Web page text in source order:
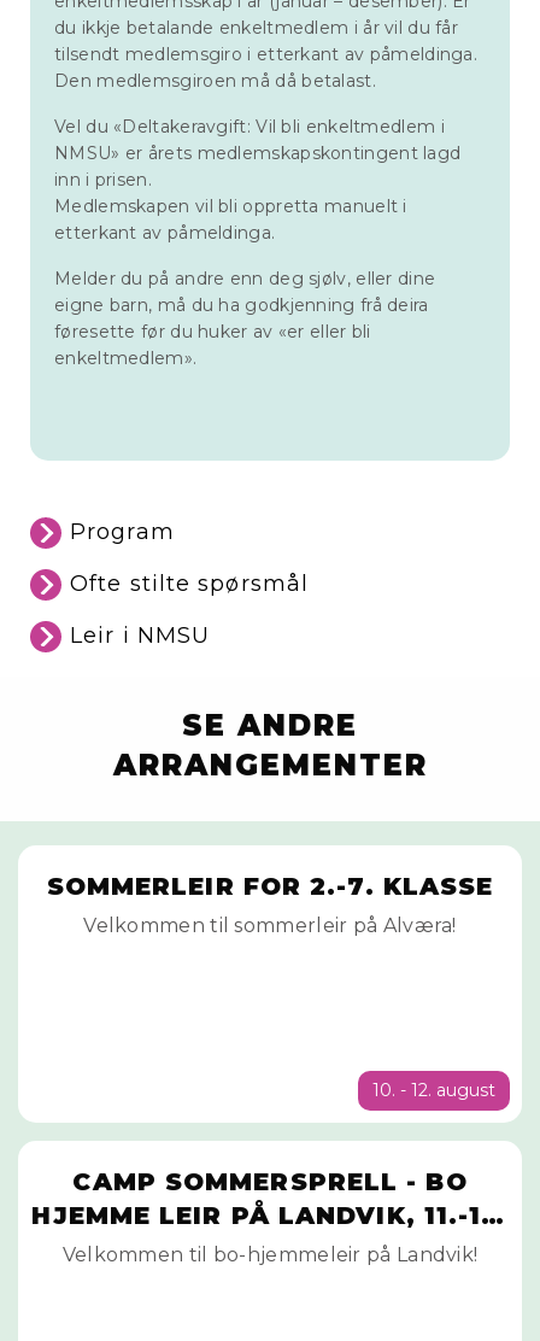
du ikkje betalande enkeltmedlem i år vil du får
tilsendt medlemsgiro i etterkant av påmeldinga.
Den medlemsgiroen må då betalast.
Vel du «Deltakeravgift: Vil bli enkeltmedlem i
NMSU» er årets medlemskapskontingent lagd
inn i prisen.
Medlemskapen vil bli oppretta manuelt i
etterkant av påmeldinga.
Melder du på andre enn deg sjølv, eller dine
eigne barn, må du ha godkjenning frå deira
føresette før du huker av «er eller bli
enkeltmedlem».
Program
Ofte stilte spørsmål
Leir i NMSU
SE ANDRE
ARRANGEMENTER
SOMMERLEIR FOR 2.-7. KLASSE
Velkommen til sommerleir på Alværa!
10. - 12. august
CAMP SOMMERSPRELL - BO
HJEMME LEIR PÅ LANDVIK, 11.-12.
AUGUST
Velkommen til bo-hjemmeleir på Landvik!